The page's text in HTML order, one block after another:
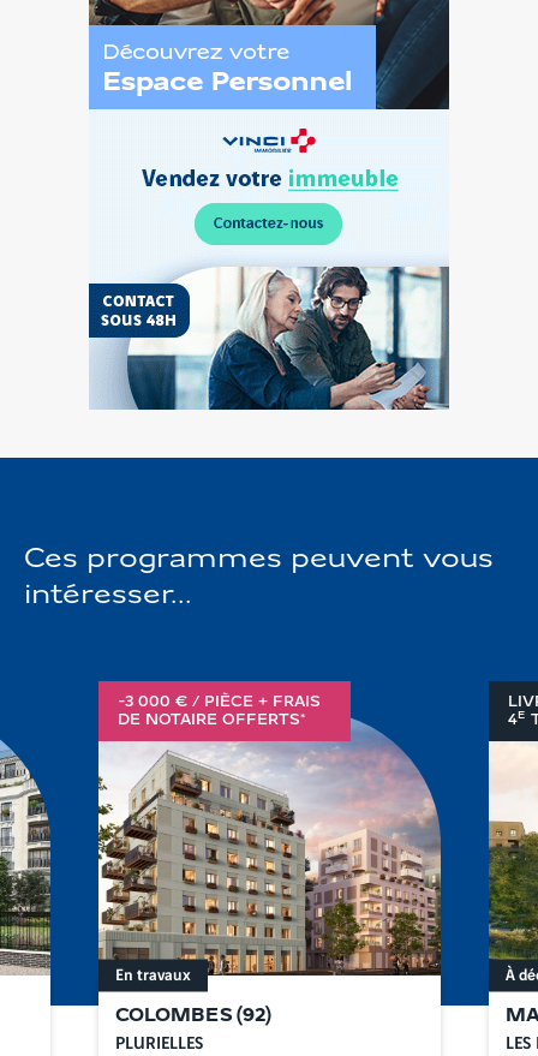
Personnel
Ces programmes peuvent vous
intéresser...
-3 000 € / PIÈCE + FRAIS
DE NOTAIRE OFFERTS*
COLOMBES(92)
PLURIELLES
En travaux
4E
LES
À